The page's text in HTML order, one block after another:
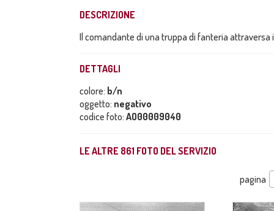
DESCRIZIONE
Il comandante di una truppa di fanteria attraversa
DETTAGLI
colore: b/n
oggetto: negativo
codice foto: AO00009040
LE ALTRE 861 FOTO DEL SERVIZIO
pagina